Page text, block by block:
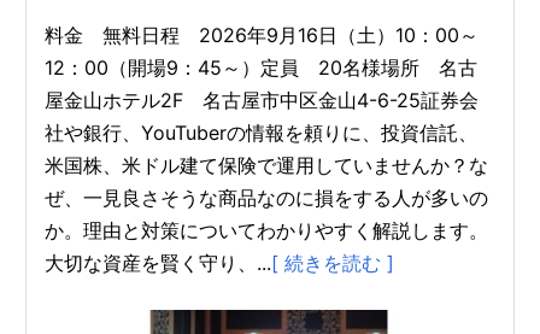
料金 無料日程 2026年9月16日（土）10：00～
12：00（開場9：45～）定員 20名様場所 名古
屋金山ホテル2F 名古屋市中区金山4-6-25証券会
社や銀行、YouTuberの情報を頼りに、投資信託、
米国株、米ドル建て保険で運用していませんか？な
ぜ、一見良さそうな商品なのに損をする人が多いの
か。理由と対策についてわかりやすく解説します。
大切な資産を賢く守り、...[ 続きを読む ]